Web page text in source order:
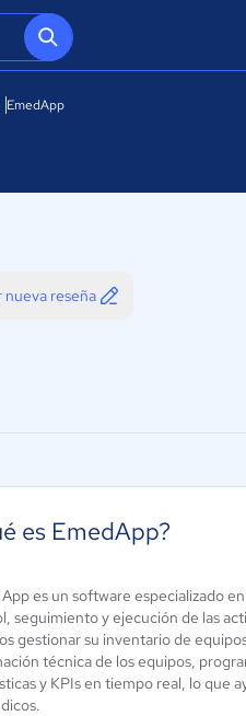
EmedApp
nueva reseña
Systems
Aún sin
calificación
es EmedApp?
es un software especializado
seguimiento y ejecución de las
gestionar su inventario de
técnica de los equipos,
y KPIs en tiempo real, lo que